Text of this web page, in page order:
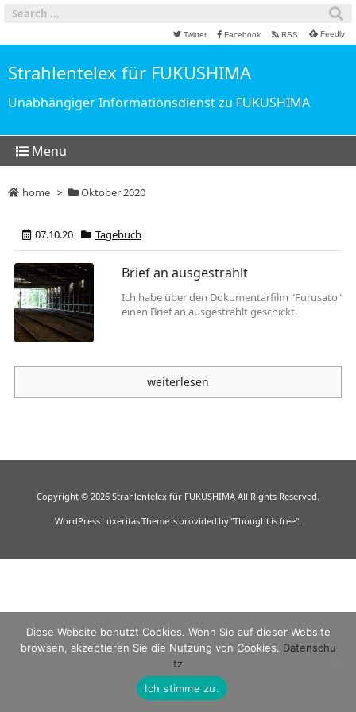
Strahlentelex für FUKUSHIMA
Unabhängiger Informationsdienst zu FUKUSHIMA
Menu
Twitter Facebook RSS Feedly
home > Oktober 2020
07.10.20 Tagebuch
Brief an ausgestrahlt
Ich habe über den Dokumentarfilm "Furusato"
einen Brief an ausgestrahlt geschickt.
weiterlesen
Copyright © 2026 Strahlentelex für FUKUSHIMA All Rights Reserved.
WordPress Luxeritas Theme is provided by "Thought is free".
Diese Website benutzt Cookies. Wenn Sie auf dieser Website
browsen, akzeptieren Sie die Nutzung von Cookies. Datenschu
tz
Ich stimme zu.